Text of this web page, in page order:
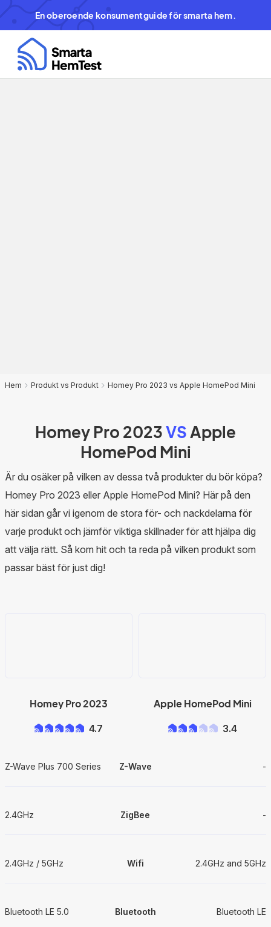
En oberoende konsumentguide för smarta hem.
Hem Produkt vs Produkt Homey Pro 2023 vs Apple HomePod Mini
Homey Pro 2023VSApple
HomePod Mini
Är du osäker på vilken av dessa två produkter du bör köpa?
Homey Pro 2023 eller Apple HomePod Mini? Här på den
här sidan går vi igenom de stora för- och nackdelarna för
varje produkt och jämför viktiga skillnader för att hjälpa dig
att välja rätt. Så kom hit och ta reda på vilken produkt som
passar bäst för just dig!
Homey Pro 2023
4.7
Apple HomePod Mini
3.4
Z-Wave Plus 700 Series Z-Wave -
2.4GHz ZigBee -
2.4GHz / 5GHz Wifi 2.4GHz and 5GHz
Bluetooth LE 5.0 Bluetooth Bluetooth LE